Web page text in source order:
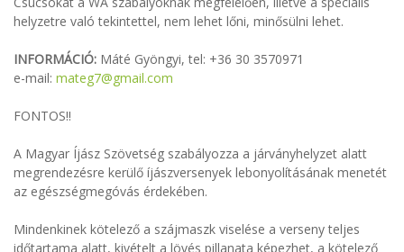
helyzetre való tekintettel, nem lehet lőni, minősülni lehet.
INFORMÁCIÓ: Máté Gyöngyi, tel: +36 30 3570971
e-mail: mateg7@gmail.com
FONTOS!!
A Magyar Íjász Szövetség szabályozza a járványhelyzet alatt
megrendezésre kerülő íjászversenyek lebonyolításának menetét
az egészségmegóvás érdekében.
Mindenkinek kötelező a szájmaszk viselése a verseny teljes
időtartama alatt, kivételt a lövés pillanata képezhet, a kötelező